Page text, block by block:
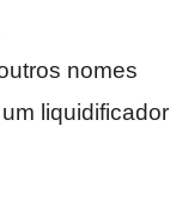
nomes
liquidificador